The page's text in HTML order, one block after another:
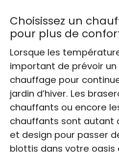
Choisissez un
pour plus de
Lorsque les
important de prévoir
chauffage pour
jardin d’hiver. Les
chauffants ou encore
chauffants sont autant
et design pour passer
blottis dans votre oasis